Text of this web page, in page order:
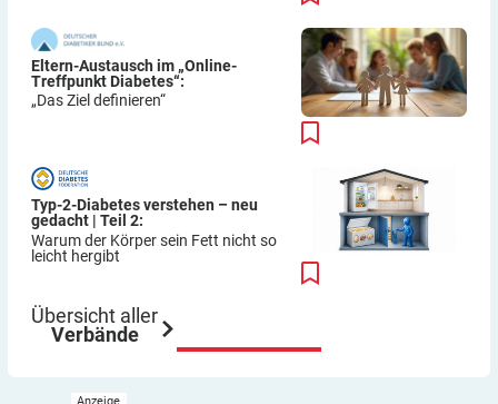
Eltern-Austausch im „Online-
Treffpunkt Diabetes“:
„Das Ziel definieren“
Typ-2-Diabetes verstehen – neu
gedacht | Teil 2:
Warum der Körper sein Fett nicht so
leicht hergibt
Übersicht aller
Verbände